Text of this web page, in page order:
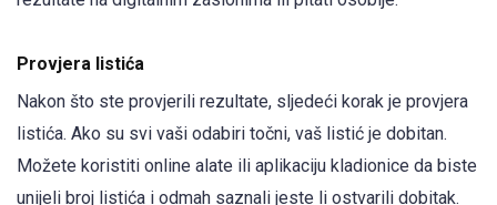
Provjera listića
Nakon što ste provjerili rezultate, sljedeći korak je provjera
listića. Ako su svi vaši odabiri točni, vaš listić je dobitan.
Možete koristiti online alate ili aplikaciju kladionice da biste
unijeli broj listića i odmah saznali jeste li ostvarili dobitak.